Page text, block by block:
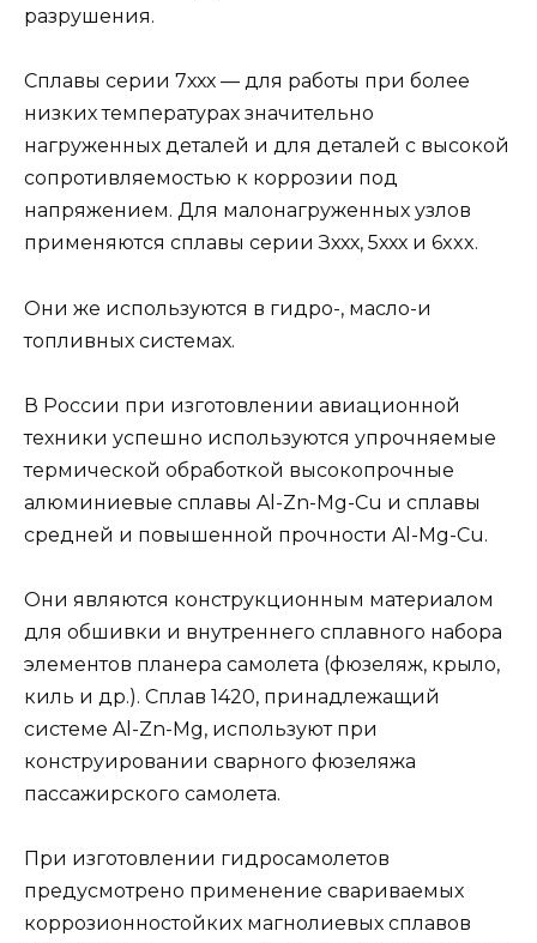
разрушения.
Сплавы серии 7ххх — для работы при более
низких температурах значительно
нагруженных деталей и для деталей с высокой
сопротивляемостью к коррозии под
напряжением. Для малонагруженных узлов
применяются сплавы серии Зххх, 5ххх и 6xxx.
Они же используются в гидро-, масло-и
топливных системах.
В России при изготовлении авиационной
техники успешно используются упрочняемые
термической обработкой высокопрочные
алюминиевые сплавы Al-Zn-Mg-Cu и сплавы
средней и повышенной прочности Al-Mg-Cu.
Они являются конструкционным материалом
для обшивки и внутреннего сплавного набора
элементов планера самолета (фюзеляж, крыло,
киль и др.). Сплав 1420, принадлежащий
системе Al-Zn-Mg, используют при
конструировании сварного фюзеляжа
пассажирского самолета.
При изготовлении гидросамолетов
предусмотрено применение свариваемых
коррозионностойких магнолиевых сплавов